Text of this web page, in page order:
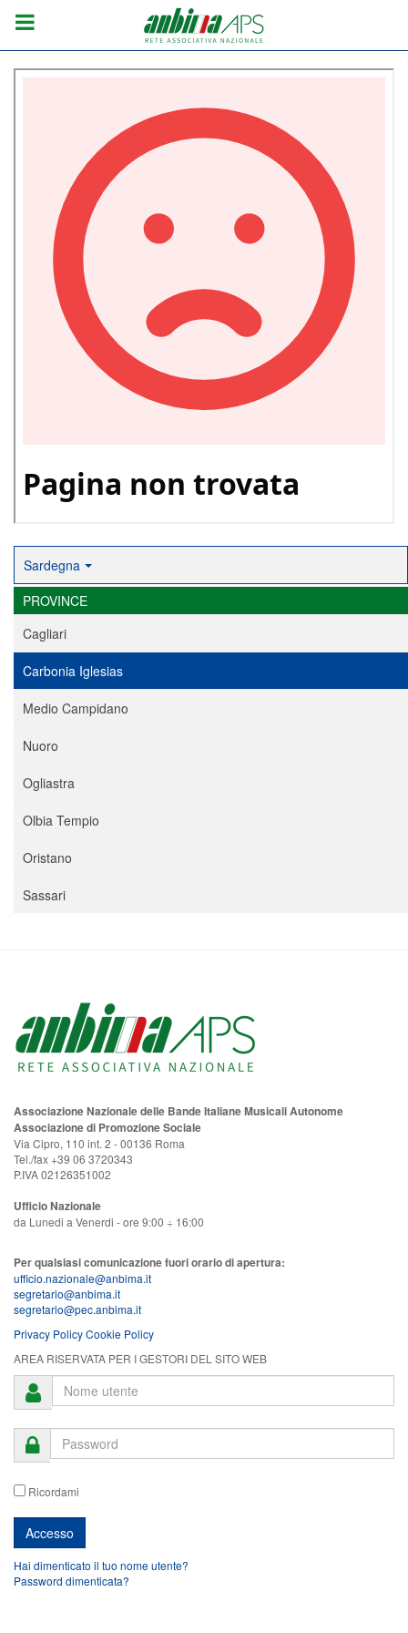
Sardegna
PROVINCE
Cagliari
Carbonia Iglesias
Medio Campidano
Nuoro
Ogliastra
Olbia Tempio
Oristano
Sassari
Associazione Nazionale delle Bande Italiane Musicali Autonome
Associazione di Promozione Sociale
Via Cipro, 110 int. 2 - 00136 Roma
Tel./fax +39 06 3720343
P.IVA 02126351002
Ufficio Nazionale
da Lunedi a Venerdi - ore 9:00 ÷ 16:00
Per qualsiasi comunicazione fuori orario di apertura:
ufficio.nazionale@anbima.it
segretario@anbima.it
segretario@pec.anbima.it
Privacy PolicyCookie Policy
AREA RISERVATA PER I GESTORI DEL SITO WEB
Ricordami
Hai dimenticato il tuo nome utente?
Password dimenticata?